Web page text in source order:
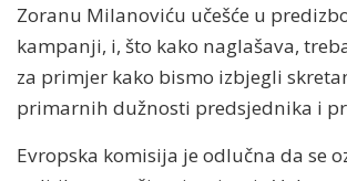
Zoranu Milanoviću učešće u
kampanji, i, što kako naglašava,
za primjer kako bismo izbjegli
primarnih dužnosti predsjednika i
Evropska komisija je odlučna da se